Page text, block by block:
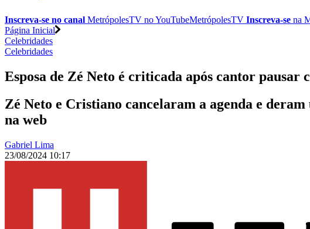
Inscreva-se no canal MetrópolesTV noYouTubeMetrópolesTV Inscreva-se na
Página Inicial
Celebridades
Celebridades
Esposa de Zé Neto é criticada após cantor pausar
Zé Neto e Cristiano cancelaram a agenda e
na web
Gabriel Lima
23/08/2024 10:17